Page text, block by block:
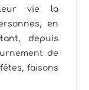
vie la
en
depuis
de
faisons